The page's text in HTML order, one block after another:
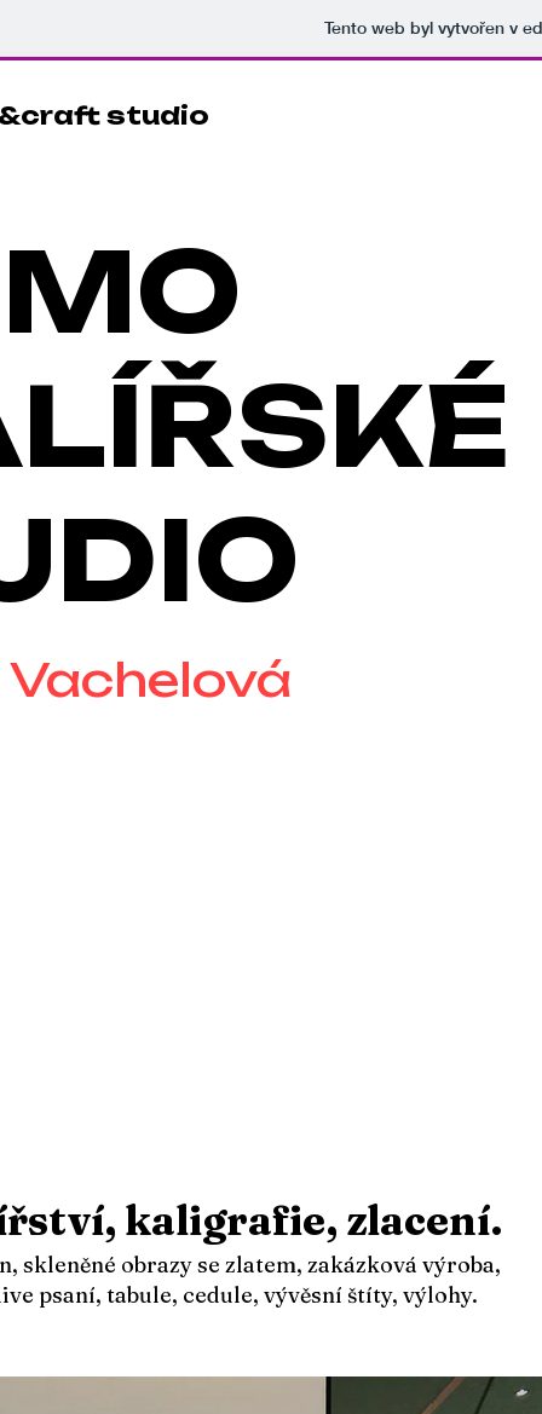
Tento web byl vytvořen v
studio
skleněné obrazy se zlatem, zakázková výroba,
psaní, tabule, cedule, vývěsní štíty, výlohy.
kaligrafie, zlacení.​